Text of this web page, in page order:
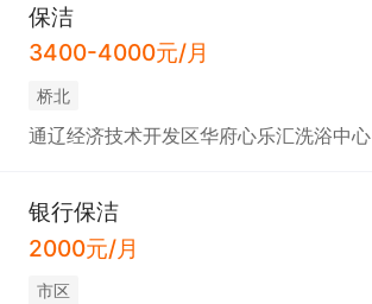
保洁
3400-4000元/月
桥北
通辽经济技术开发区华府心乐汇洗浴中心
银行保洁
2000元/月
市区